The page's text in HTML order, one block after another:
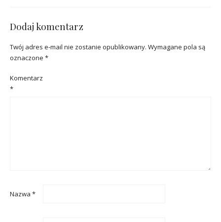
Dodaj komentarz
Twój adres e-mail nie zostanie opublikowany. Wymagane pola są
oznaczone *
Komentarz
*
Nazwa *